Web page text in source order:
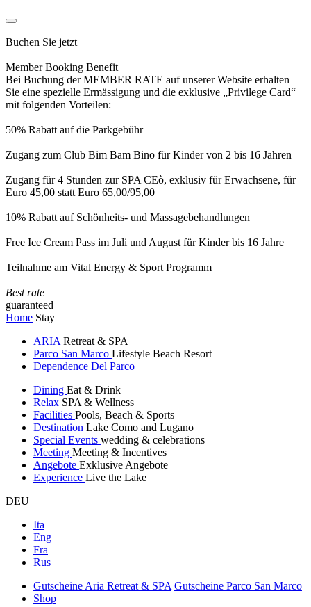
Buchen Sie jetzt
Member Booking Benefit
Bei Buchung der MEMBER RATE auf unserer Website erhalten
Sie eine spezielle Ermässigung und die exklusive „Privilege Card“
mit folgenden Vorteilen:
50% Rabatt auf die Parkgebühr
Zugang zum Club Bim Bam Bino für Kinder von 2 bis 16 Jahren
Zugang für 4 Stunden zur SPA CEò, exklusiv für Erwachsene, für
Euro 45,00 statt Euro 65,00/95,00
10% Rabatt auf Schönheits- und Massagebehandlungen
Free Ice Cream Pass im Juli und August für Kinder bis 16 Jahre
Teilnahme am Vital Energy & Sport Programm
Best rate
guaranteed
Home Stay
ARIA Retreat & SPA
Parco San Marco Lifestyle Beach Resort
Dependence Del Parco
Dining Eat & Drink
Relax SPA & Wellness
Facilities Pools, Beach & Sports
Destination Lake Como and Lugano
Special Events wedding & celebrations
Meeting Meeting & Incentives
Angebote Exklusive Angebote
Experience Live the Lake
DEU
Ita
Eng
Fra
Rus
Gutscheine Aria Retreat & SPA Gutscheine Parco San Marco
Shop